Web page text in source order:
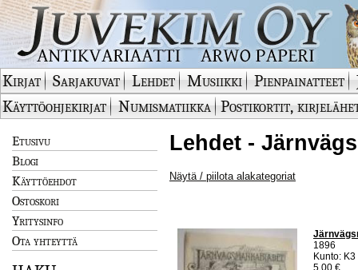
Kirjat Sarjakuvat Lehdet Musiikki Pienpainatteet
Käyttöohjekirjat
Numismatiikka Postikortit,
Etusivu
Blogi
Käyttöehdot
Ostoskori
Yritysinfo
Ota yhteyttä
Lehdet -
Näytä / piilota alakategoriat
1896
Kunto:
5.00 €